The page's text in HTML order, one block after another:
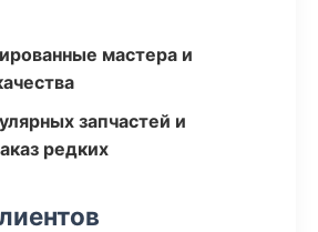
мастера и
запчастей и
редких